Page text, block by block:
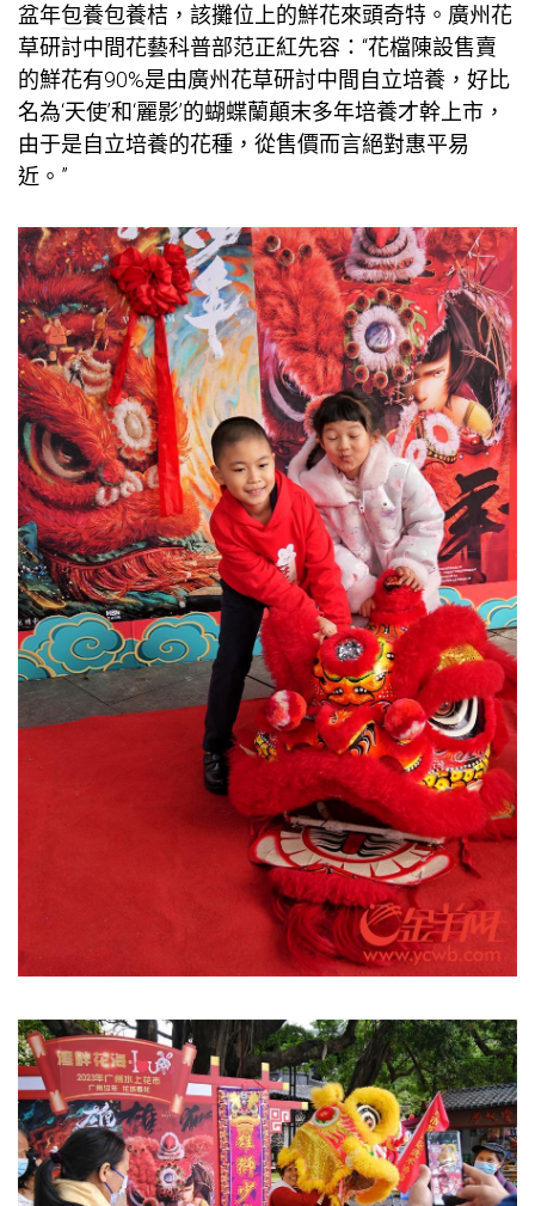
盆年包養包養桔，該攤位上的鮮花來頭奇特。廣州花
草研討中間花藝科普部范正紅先容：“花檔陳設售賣
的鮮花有90%是由廣州花草研討中間自立培養，好比
名為‘天使’和‘麗影’的蝴蝶蘭顛末多年培養才幹上市，
由于是自立培養的花種，從售價而言絕對惠平易
近。”